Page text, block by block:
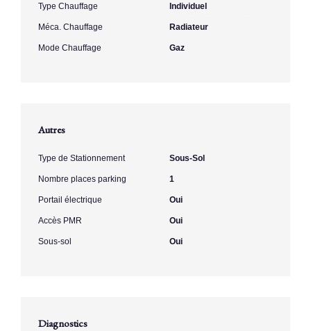
Type Chauffage Individuel
Méca. Chauffage Radiateur
Mode Chauffage Gaz
Autres
Type de Stationnement Sous-Sol
Nombre places parking 1
Portail électrique Oui
Accès PMR Oui
Sous-sol Oui
Diagnostics